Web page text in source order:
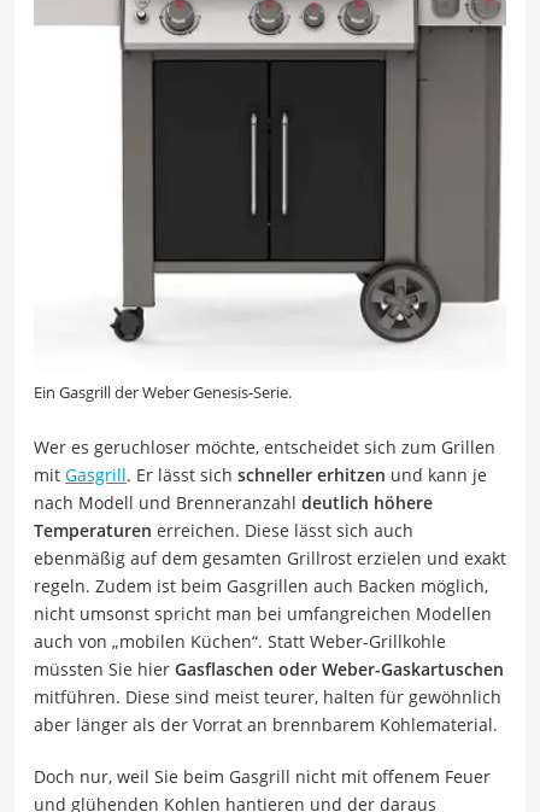
Ein Gasgrill der Weber Genesis-Serie.
Wer es geruchloser möchte, entscheidet sich zum Grillen
mit Gasgrill. Er lässt sich schneller erhitzen und kann je
nach Modell und Brenneranzahl deutlich höhere
Temperaturen erreichen. Diese lässt sich auch
ebenmäßig auf dem gesamten Grillrost erzielen und exakt
regeln. Zudem ist beim Gasgrillen auch Backen möglich,
nicht umsonst spricht man bei umfangreichen Modellen
auch von „mobilen Küchen“. Statt Weber-Grillkohle
müssten Sie hier Gasflaschen oder Weber-Gaskartuschen
mitführen. Diese sind meist teurer, halten für gewöhnlich
aber länger als der Vorrat an brennbarem Kohlematerial.
Doch nur, weil Sie beim Gasgrill nicht mit offenem Feuer
und glühenden Kohlen hantieren und der daraus